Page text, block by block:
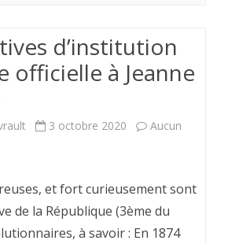
d’institution
officielle à Jeanne
3 octobre 2020
Aucun
et fort curieusement sont
de la République (3ème du
à savoir : En 1874